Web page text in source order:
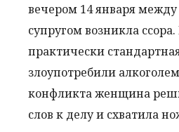
вечером 14 января
супругом возникла
практически
злоупотребили
конфликта женщина
слов к делу и схватила